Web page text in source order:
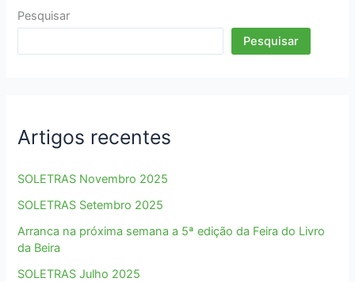
da
2ª
edição
Pesquisar
Pesquisar
Artigos recentes
SOLETRAS Novembro 2025
SOLETRAS Setembro 2025
Arranca na próxima semana a 5ª edição da Feira do Livro
da Beira
SOLETRAS Julho 2025